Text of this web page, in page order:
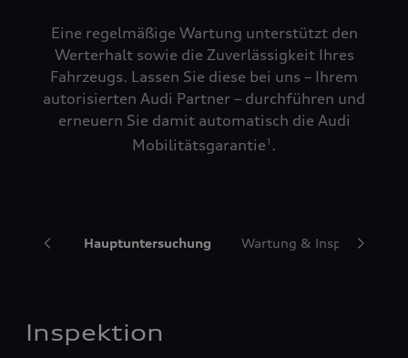
Eine regelmäßige Wartung unterstützt den
Werterhalt sowie die Zuverlässigkeit Ihres
Fahrzeugs. Lassen Sie diese bei uns – Ihrem
autorisierten Audi Partner – durchführen und
erneuern Sie damit automatisch die Audi
Mobilitätsgarantie1 .
Hauptuntersuchung Wartung &
Inspektion